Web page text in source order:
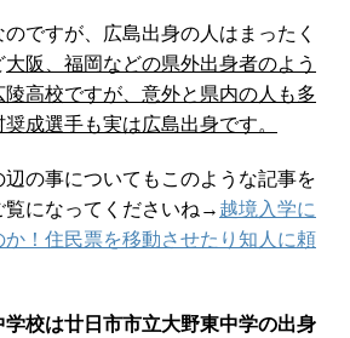
ですが、広島出身の人はまったく
大阪、福岡などの県外出身者のよう
高校ですが、意外と県内の人も多
成選手も実は広島出身です。
の事についてもこのような記事を
覧になってくださいね→ 越境入学に
！住民票を移動させたり知人に頼
学校は廿日市市立大野東中学の出身